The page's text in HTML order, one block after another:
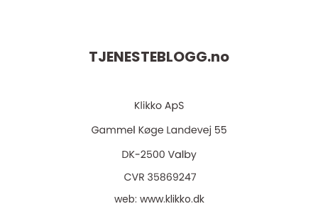
TJENESTEBLOGG.no
web: www.klikko.dk